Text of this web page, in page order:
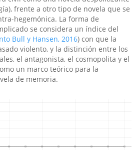
frente a otro tipo de novela que se
hegemónica. La forma de
se considera un índice del
Bull y Hansen, 2016) con que la
violento, y la distinción entre los
el antagonista, el cosmopolita y el
un marco teórico para la
de memoria.